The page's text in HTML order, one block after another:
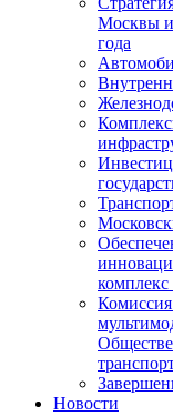
Москвы и
года
комплекс
Новости